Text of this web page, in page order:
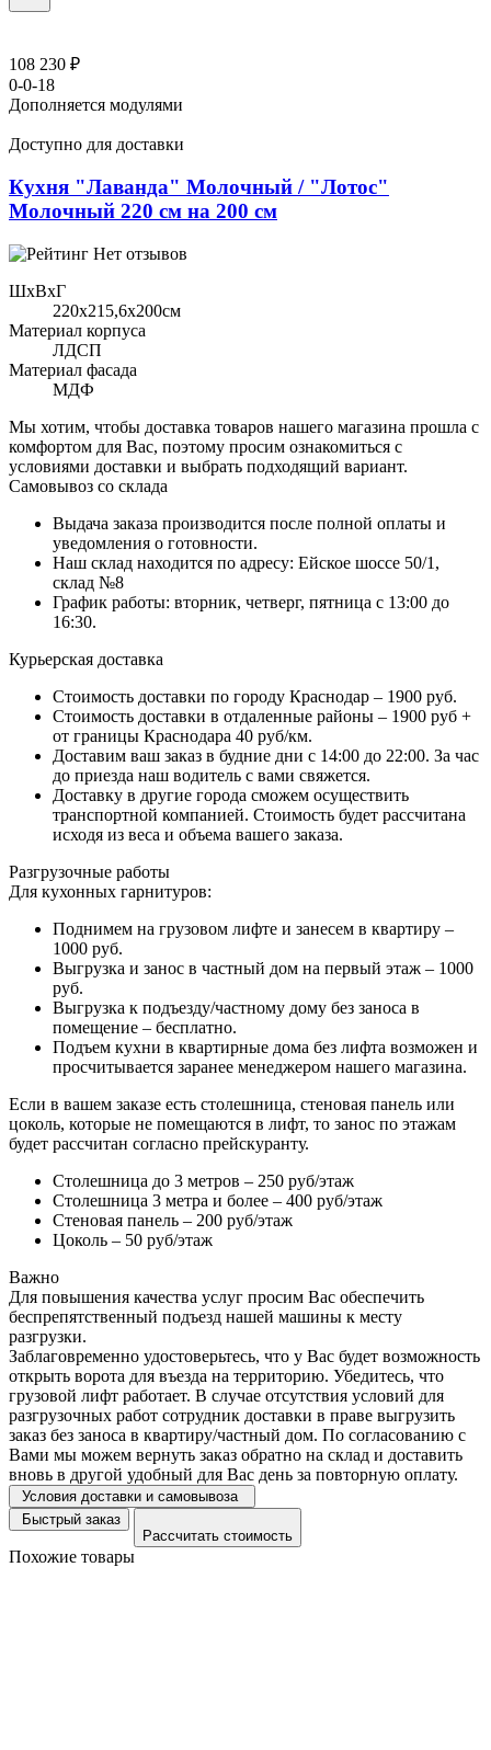
108 230 ₽
0-0-18
Дополняется модулями
Доступно для доставки
Кухня "Лаванда" Молочный / "Лотос"
Молочный 220 см на 200 см
Нет отзывов
ШхВхГ
220x215,6х200см
Материал корпуса
ЛДСП
Материал фасада
МДФ
Мы хотим, чтобы доставка товаров нашего магазина прошла с
комфортом для Вас, поэтому просим ознакомиться с
условиями доставки и выбрать подходящий вариант.
Самовывоз со склада
Выдача заказа производится после полной оплаты и
уведомления о готовности.
Наш склад находится по адресу: Ейское шоссе 50/1,
склад №8
График работы: вторник, четверг, пятница с 13:00 до
16:30.
Курьерская доставка
Стоимость доставки по городу Краснодар – 1900 руб.
Стоимость доставки в отдаленные районы – 1900 руб +
от границы Краснодара 40 руб/км.
Доставим ваш заказ в будние дни с 14:00 до 22:00. За час
до приезда наш водитель с вами свяжется.
Доставку в другие города сможем осуществить
транспортной компанией. Стоимость будет рассчитана
исходя из веса и объема вашего заказа.
Разгрузочные работы
Для кухонных гарнитуров:
Поднимем на грузовом лифте и занесем в квартиру –
1000 руб.
Выгрузка и занос в частный дом на первый этаж – 1000
руб.
Выгрузка к подъезду/частному дому без заноса в
помещение – бесплатно.
Подъем кухни в квартирные дома без лифта возможен и
просчитывается заранее менеджером нашего магазина.
Если в вашем заказе есть столешница, стеновая панель или
цоколь, которые не помещаются в лифт, то занос по этажам
будет рассчитан согласно прейскуранту.
Столешница до 3 метров – 250 руб/этаж
Столешница 3 метра и более – 400 руб/этаж
Стеновая панель – 200 руб/этаж
Цоколь – 50 руб/этаж
Важно
Для повышения качества услуг просим Вас обеспечить
беспрепятственный подъезд нашей машины к месту
разгрузки.
Заблаговременно удостоверьтесь, что у Вас будет возможность
открыть ворота для въезда на территорию. Убедитесь, что
грузовой лифт работает. В случае отсутствия условий для
разгрузочных работ сотрудник доставки в праве выгрузить
заказ без заноса в квартиру/частный дом. По согласованию с
Вами мы можем вернуть заказ обратно на склад и доставить
вновь в другой удобный для Вас день за повторную оплату.
Условия доставки и самовывоза
Быстрый заказ
Рассчитать стоимость
Похожие товары